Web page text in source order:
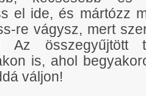
el ide, és mártózz
re vágysz, mert
Az összegyűjtött
is, ahol
váljon!